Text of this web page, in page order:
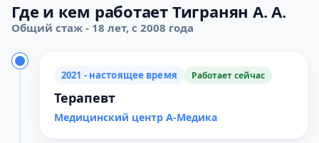
Где и кем работает Тигранян А. А.
Общий стаж - 18 лет, с 2008 года
2021 - настоящее время Работает сейчас
Терапевт
Медицинский центр А-Медика